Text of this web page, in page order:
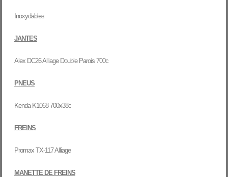
Inoxydables
JANTES
Alex DC26 Alliage Double Parois 700c
PNEUS
Kenda K1068 700x38c
FREINS
Promax TX-117 Alliage
MANETTE DE FREINS